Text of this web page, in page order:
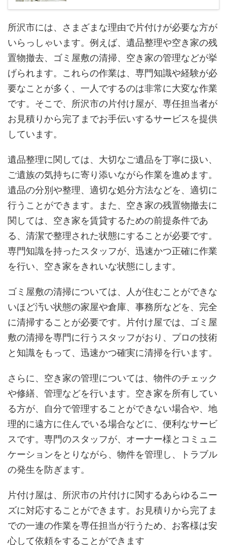
所沢市には、さまざまな理由で片付けが必要な方が
いらっしゃいます。例えば、遺品整理や空き家の残
置物撤去、ゴミ屋敷の清掃、空き家の管理などが挙
げられます。これらの作業は、専門知識や経験が必
要なことが多く、一人でするのは非常に大変な作業
です。そこで、所沢市の片付け屋が、専任担当者が
お見積りから完了までお手伝いするサービスを提供
しています。
遺品整理に関しては、大切なご遺品を丁寧に扱い、
ご遺族の気持ちに寄り添いながら作業を進めます。
遺品の分別や整理、適切な処分方法などを、適切に
行うことができます。また、空き家の残置物撤去に
関しては、空き家を賃貸するための前提条件であ
る、清潔で整理された状態にすることが必要です。
専門知識を持ったスタッフが、迅速かつ正確に作業
を行い、空き家をきれいな状態にします。
ゴミ屋敷の清掃については、人が住むことができな
いほど汚い状態の家屋や倉庫、事務所などを、完全
に清掃することが必要です。片付け屋では、ゴミ屋
敷の清掃を専門に行うスタッフがおり、プロの技術
と知識をもって、迅速かつ確実に清掃を行います。
さらに、空き家の管理については、物件のチェック
や修繕、管理などを行います。空き家を所有してい
る方が、自分で管理することができない場合や、地
理的に遠方に住んでいる場合などに、便利なサービ
スです。専門のスタッフが、オーナー様とコミュニ
ケーションをとりながら、物件を管理し、トラブル
の発生を防ぎます。
片付け屋は、所沢市の片付けに関するあらゆるニー
ズに対応することができます。お見積りから完了ま
での一連の作業を専任担当が行うため、お客様は安
心して依頼をすることができます